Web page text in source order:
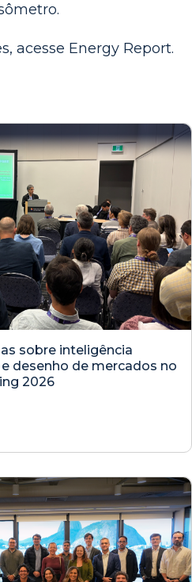
acesse Energy Report.
sobre inteligência
desenho de mercados no
2026